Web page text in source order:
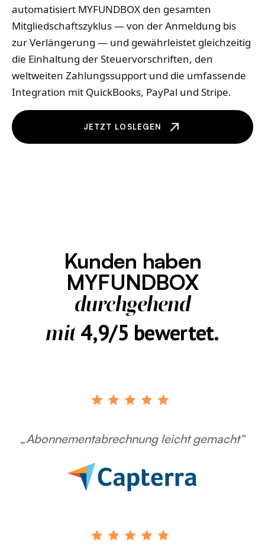
automatisiert MYFUNDBOX den gesamten
Mitgliedschaftszyklus — von der Anmeldung bis
zur Verlängerung — und gewährleistet gleichzeitig
die Einhaltung der Steuervorschriften, den
weltweiten Zahlungssupport und die umfassende
Integration mit QuickBooks, PayPal und Stripe.
JETZT LOSLEGEN
Kunden haben
MYFUNDBOX
durchgehend
mit 4,9/5 bewertet.
„Abonnementabrechnung leicht gemacht“